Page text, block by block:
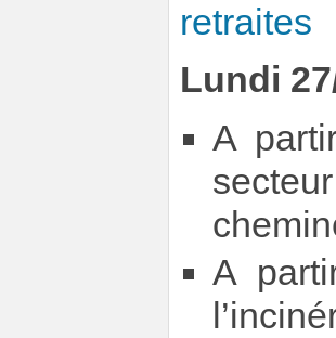
retraites
Lundi
A
A